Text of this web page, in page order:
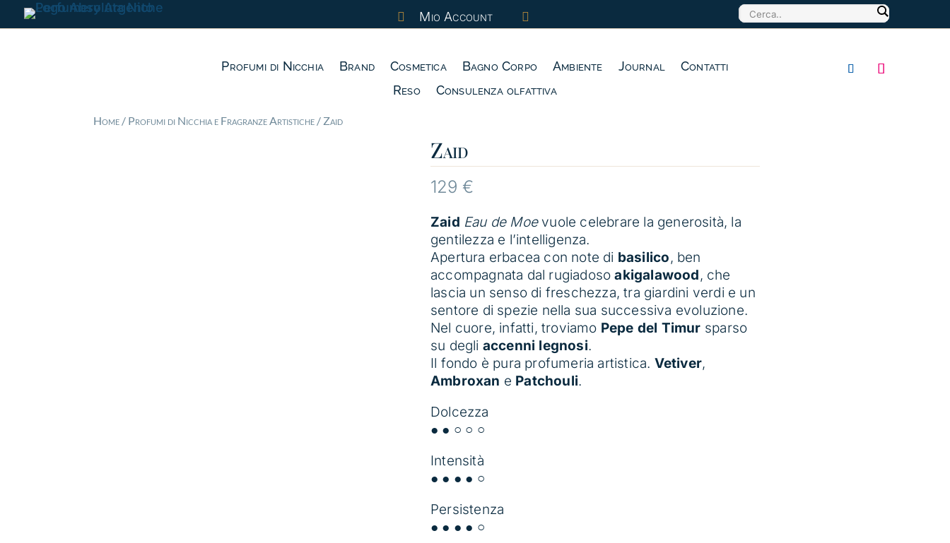
 Mio Account 
Profumi di Nicchia Brand Cosmetica Bagno Corpo Ambiente Journal
Contatti
Reso
Consulenza olfattiva
Home / Profumi di Nicchia e Fragranze Artistiche / Zaid
Zaid
129 €
Zaid Eau de Moevuole celebrare la generosità, la
gentilezza e l’intelligenza.
Apertura erbacea con note di basilico, ben
accompagnata dal rugiadosoakigalawood, che
lascia un senso di freschezza, tra giardini verdi e un
sentore di spezie nella sua successiva evoluzione.
Nel cuore, infatti, troviamo Pepe del Timur sparso
su degli accenni legnosi.
Il fondo è pura profumeria artistica. Vetiver,
Ambroxan e Patchouli.
Dolcezza
● ● ○ ○ ○
Intensità
● ● ● ● ○
Persistenza
● ● ● ● ○